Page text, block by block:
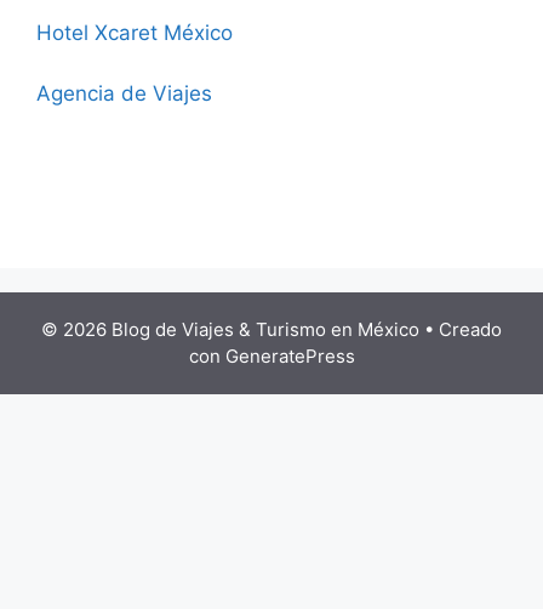
Hotel Xcaret México
Agencia de Viajes
© 2026 Blog de Viajes & Turismo en México • Creado
con GeneratePress